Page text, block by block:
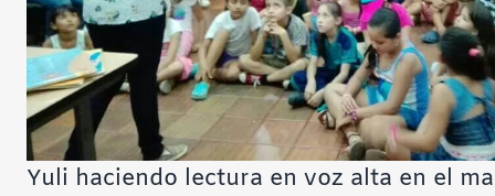
Yuli haciendo lectura en voz alta en el